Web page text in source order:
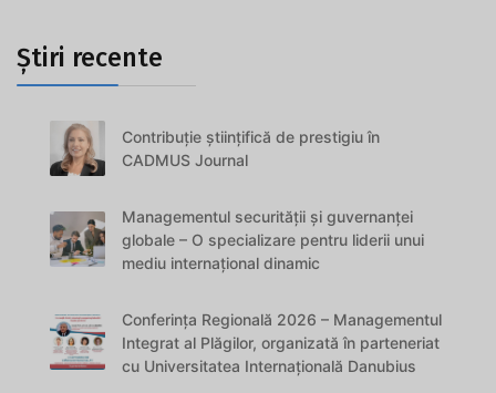
Știri recente
Contribuție științifică de prestigiu în
CADMUS Journal
Managementul securității și guvernanței
globale – O specializare pentru liderii unui
mediu internațional dinamic
Conferința Regională 2026 – Managementul
Integrat al Plăgilor, organizată în parteneriat
cu Universitatea Internațională Danubius